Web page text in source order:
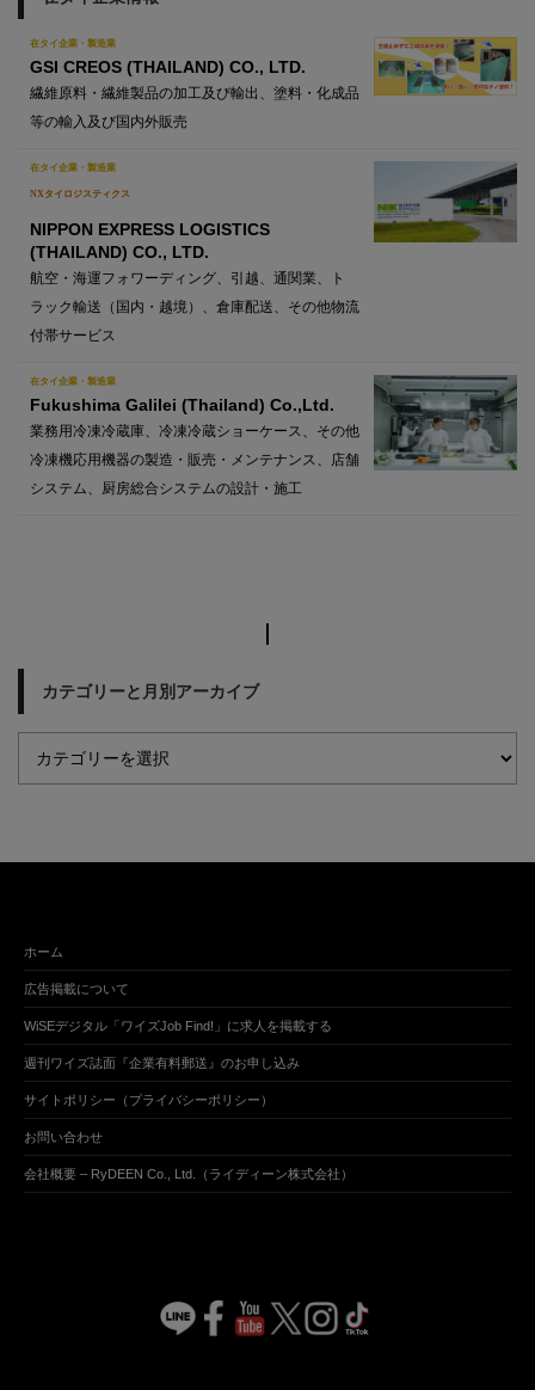
在タイ企業・製造業
GSI CREOS (THAILAND) CO., LTD.
繊維原料・繊維製品の加工及び輸出、塗料・化成品
等の輸入及び国内外販売
在タイ企業・製造業
NXタイロジスティクス
NIPPON EXPRESS LOGISTICS
(THAILAND) CO., LTD.
航空・海運フォワーディング、引越、通関業、ト
ラック輸送（国内・越境）、倉庫配送、その他物流
付帯サービス
在タイ企業・製造業
Fukushima Galilei (Thailand) Co.,Ltd.
業務用冷凍冷蔵庫、冷凍冷蔵ショーケース、その他
冷凍機応用機器の製造・販売・メンテナンス、店舗
システム、厨房総合システムの設計・施工
カテゴリーと月別アーカイブ
ホーム
広告掲載について
WiSEデジタル「ワイズJob Find!」に求人を掲載する
週刊ワイズ誌面『企業有料郵送』のお申し込み
サイトポリシー（プライバシーポリシー）
お問い合わせ
会社概要 – RyDEEN Co., Ltd.（ライディーン株式会社）